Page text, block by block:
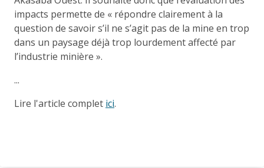
impacts permette de « répondre clairement à la
question de savoir s’il ne s’agit pas de la mine en trop
dans un paysage déjà trop lourdement affecté par
l’industrie minière ».
...
Lire l'article complet ici.